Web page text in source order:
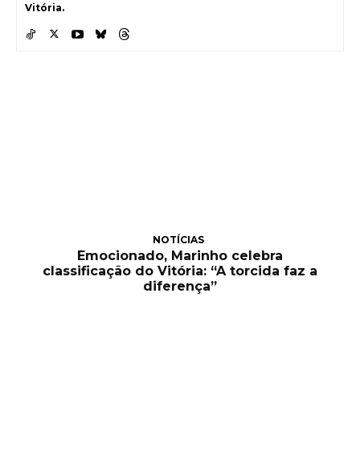
Vitória.
NOTÍCIAS
Emocionado, Marinho celebra
classificação do Vitória: “A torcida faz a
diferença”